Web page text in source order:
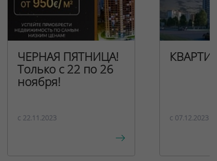
ЧЕРНАЯ ПЯТНИЦА!
Только с 22 по 26
ноября!
c 22.11.2023 c 07.12.2023